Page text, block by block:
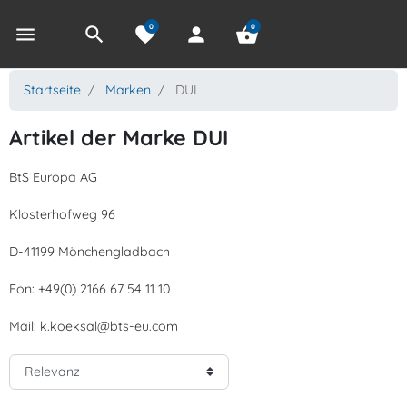
menu search favorite
0 person shopping_basket
0
Startseite Marken DUI
Artikel der Marke DUI
BtS Europa AG
Klosterhofweg 96
D-41199 Mönchengladbach
Fon: +49(0) 2166 67 54 11 10
Mail: k.koeksal@bts-eu.com